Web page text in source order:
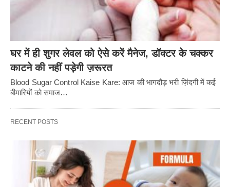
घर में ही शुगर लेवल को ऐसे करें मैनेज, डॉक्टर के चक्कर
काटने की नहीं पड़ेगी ज़रूरत
Blood Sugar Control Kaise Kare: आज की भागदौड़ भरी ज़िंदगी में कई
बीमारियों को समाज…
RECENT POSTS